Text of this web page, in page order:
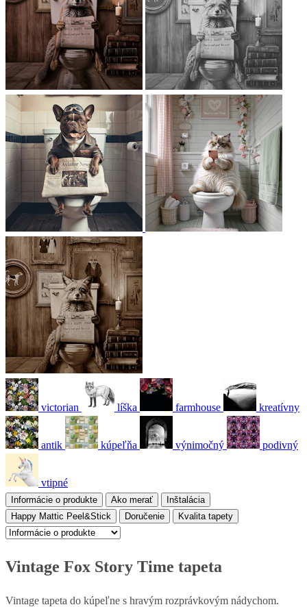
victorian líška farmhouse kreatívny
antik kúpeľňa výnimočný podivný
vtipné
Informácie o produkte Ako merať
Inštalácia
Happy Mattic Peel&Stick
Doručenie Kvalita tapety
Vintage Fox Story Time tapeta
Vintage tapeta do kúpeľne s hravým rozprávkovým nádychom.